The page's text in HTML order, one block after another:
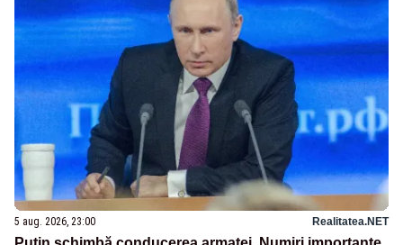
5 aug. 2026, 23:00 Realitatea.NET